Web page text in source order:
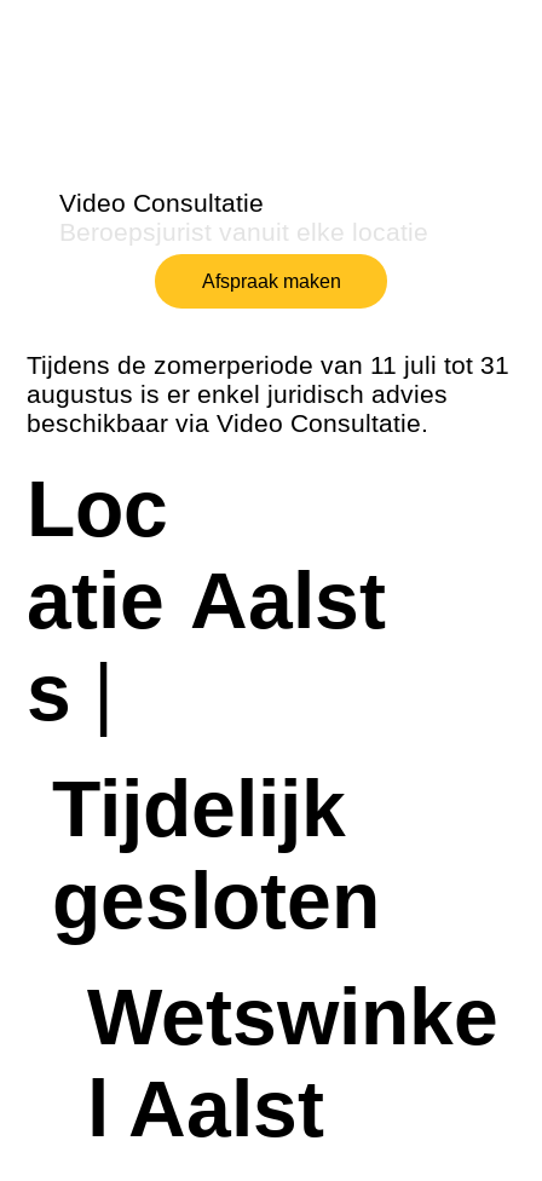
Video Consultatie
Beroepsjurist vanuit elke locatie
Afspraak maken
Tijdens de zomerperiode van 11 juli tot 31
augustus is er enkel juridisch advies
beschikbaar via Video Consultatie.
Loc
atie
s |
Aalst
Tijdelijk
gesloten
Wetswinke
l Aalst